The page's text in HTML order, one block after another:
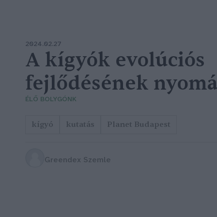
2024.02.27
A kígyók evolúciós
fejlődésének
ÉLŐ BOLYGÓNK
kígyó kutatás Planet Budapest
Greendex Szemle